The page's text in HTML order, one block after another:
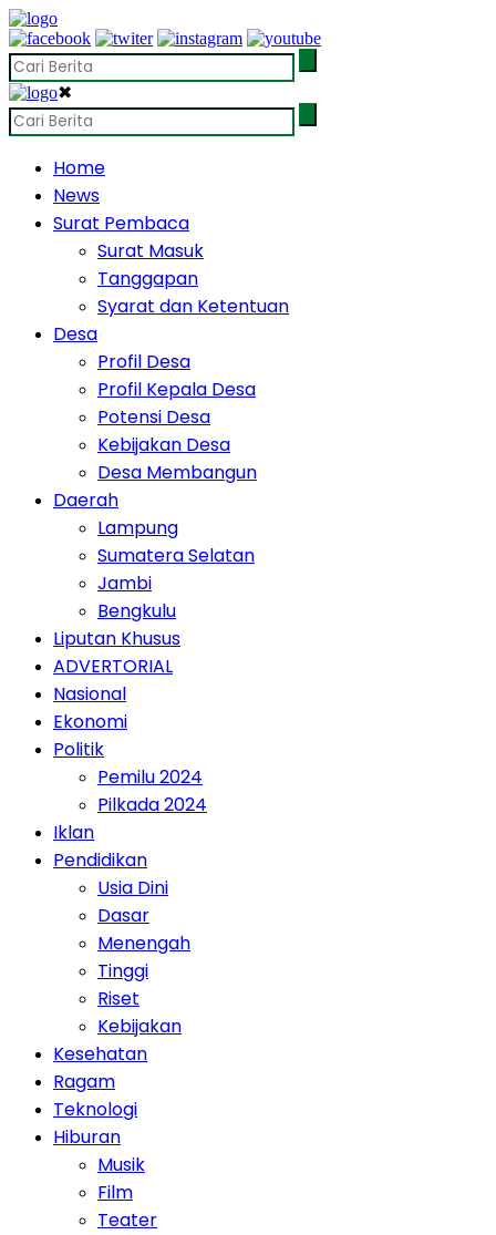
✖
Home
News
Surat Pembaca
Surat Masuk
Tanggapan
Syarat dan Ketentuan
Desa
Profil Desa
Profil Kepala Desa
Potensi Desa
Kebijakan Desa
Desa Membangun
Daerah
Lampung
Sumatera Selatan
Jambi
Bengkulu
Liputan Khusus
ADVERTORIAL
Nasional
Ekonomi
Politik
Pemilu 2024
Pilkada 2024
Iklan
Pendidikan
Usia Dini
Dasar
Menengah
Tinggi
Riset
Kebijakan
Kesehatan
Ragam
Teknologi
Hiburan
Musik
Film
Teater